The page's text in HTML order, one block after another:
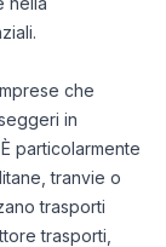
che
in
particolarmente
tranvie o
trasporti
trasporti,